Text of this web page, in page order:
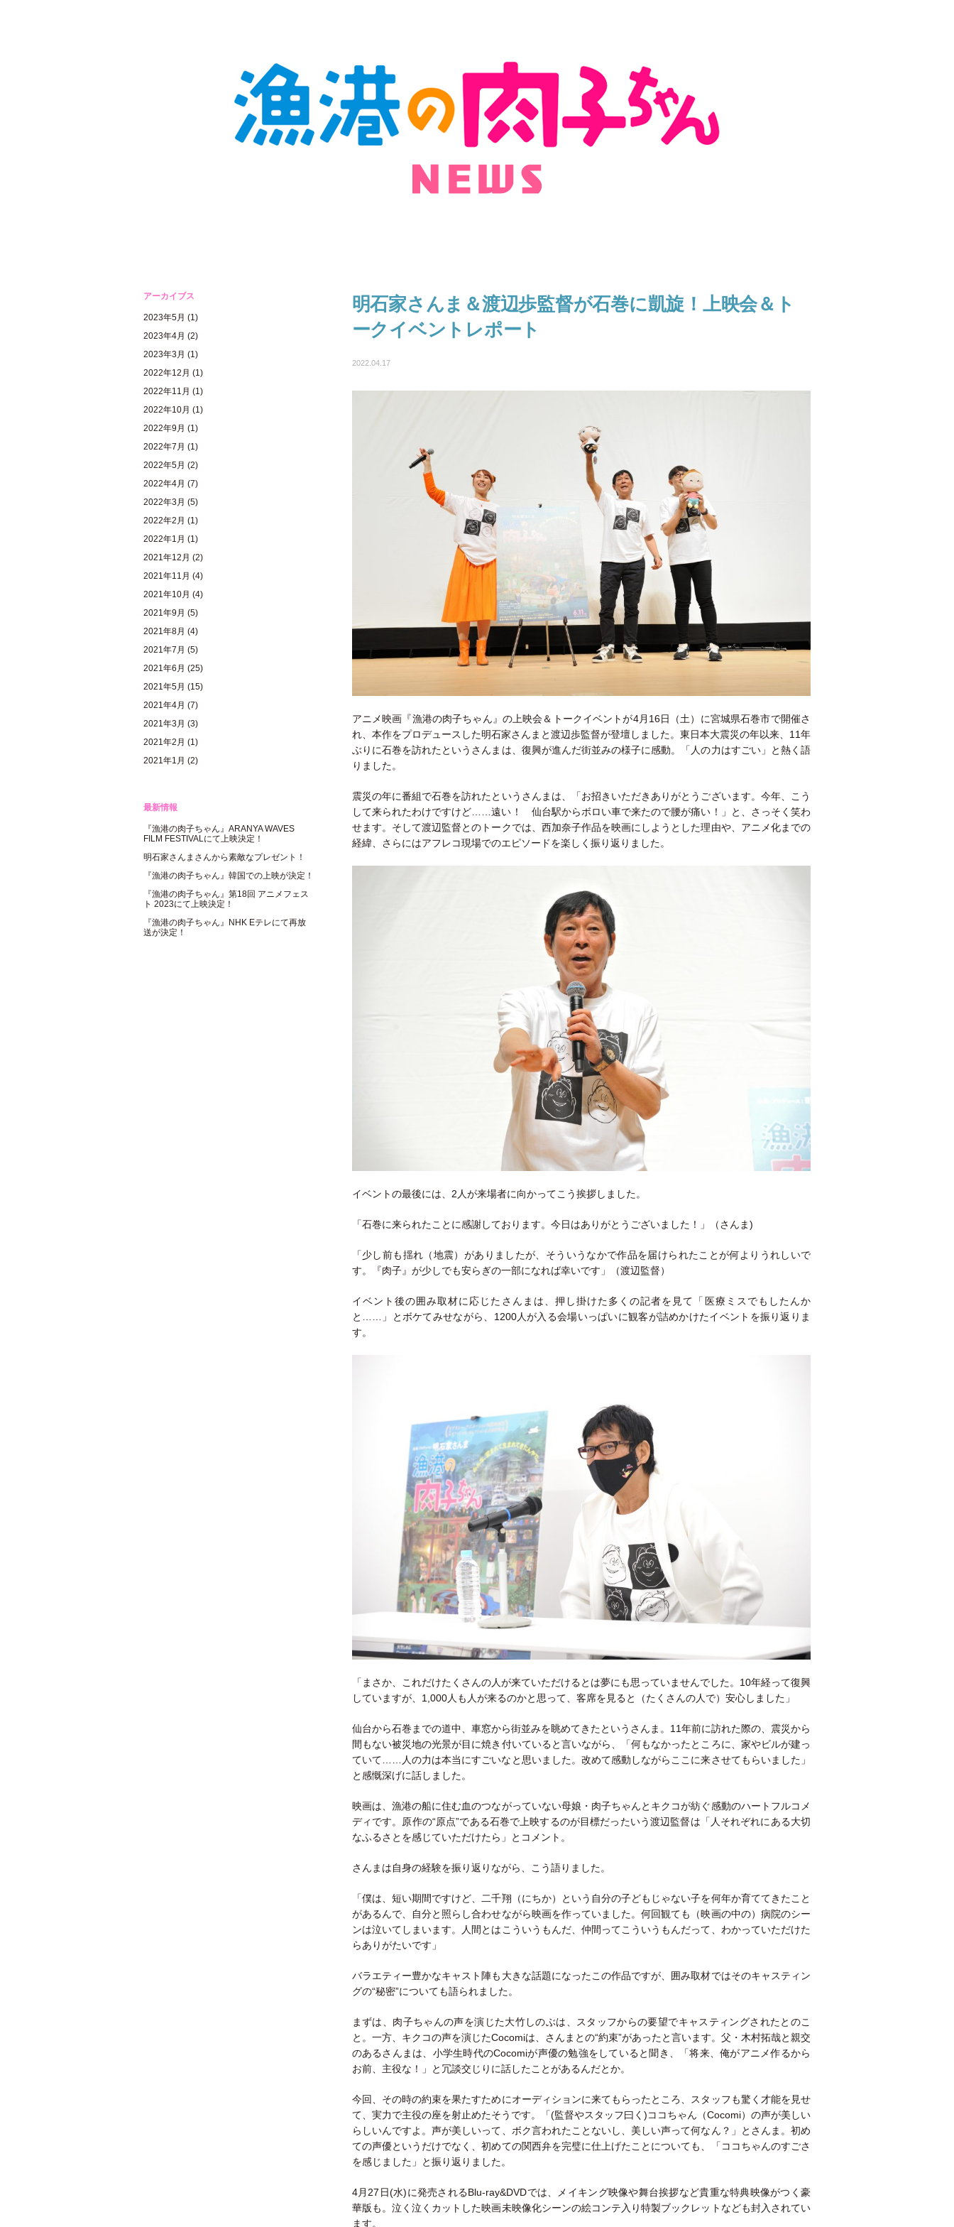
アーカイブス
2023年5月 (1)
2023年4月 (2)
2023年3月 (1)
2022年12月 (1)
2022年11月 (1)
2022年10月 (1)
2022年9月 (1)
2022年7月 (1)
2022年5月 (2)
2022年4月 (7)
2022年3月 (5)
2022年2月 (1)
2022年1月 (1)
2021年12月 (2)
2021年11月 (4)
2021年10月 (4)
2021年9月 (5)
2021年8月 (4)
2021年7月 (5)
2021年6月 (25)
2021年5月 (15)
2021年4月 (7)
2021年3月 (3)
2021年2月 (1)
2021年1月 (2)
最新情報
『漁港の肉子ちゃん』ARANYA WAVES
FILM FESTIVALにて上映決定！
明石家さんまさんから素敵なプレゼント！
『漁港の肉子ちゃん』韓国での上映が決定！
『漁港の肉子ちゃん』第18回 アニメフェス
ト 2023にて上映決定！
『漁港の肉子ちゃん』NHK Eテレにて再放
送が決定！
明石家さんま＆渡辺歩監督が石巻に凱旋！上映会＆ト
ークイベントレポート
2022.04.17
アニメ映画『漁港の肉子ちゃん』の上映会＆トークイベントが4月16日（土）に宮城県石巻市で開催さ
れ、本作をプロデュースした明石家さんまと渡辺歩監督が登壇しました。東日本大震災の年以来、11年
ぶりに石巻を訪れたというさんまは、復興が進んだ街並みの様子に感動。「人の力はすごい」と熱く語
りました。
震災の年に番組で石巻を訪れたというさんまは、「お招きいただきありがとうございます。今年、こう
して来られたわけですけど……遠い！ 仙台駅からボロい車で来たので腰が痛い！」と、さっそく笑わ
せます。そして渡辺監督とのトークでは、西加奈子作品を映画にしようとした理由や、アニメ化までの
経緯、さらにはアフレコ現場でのエピソードを楽しく振り返りました。
イベントの最後には、2人が来場者に向かってこう挨拶しました。
「石巻に来られたことに感謝しております。今日はありがとうございました！」（さんま)
「少し前も揺れ（地震）がありましたが、そういうなかで作品を届けられたことが何よりうれしいで
す。『肉子』が少しでも安らぎの一部になれば幸いです」（渡辺監督）
イベント後の囲み取材に応じたさんまは、押し掛けた多くの記者を見て「医療ミスでもしたんか
と……」とボケてみせながら、1200人が入る会場いっぱいに観客が詰めかけたイベントを振り返りま
す。
「まさか、これだけたくさんの人が来ていただけるとは夢にも思っていませんでした。10年経って復興
していますが、1,000人も人が来るのかと思って、客席を見ると（たくさんの人で）安心しました」
仙台から石巻までの道中、車窓から街並みを眺めてきたというさんま。11年前に訪れた際の、震災から
間もない被災地の光景が目に焼き付いていると言いながら、「何もなかったところに、家やビルが建っ
ていて……人の力は本当にすごいなと思いました。改めて感動しながらここに来させてもらいました」
と感慨深げに話しました。
映画は、漁港の船に住む血のつながっていない母娘・肉子ちゃんとキクコが紡ぐ感動のハートフルコメ
ディです。原作の“原点”である石巻で上映するのが目標だったいう渡辺監督は「人それぞれにある大切
なふるさとを感じていただけたら」とコメント。
さんまは自身の経験を振り返りながら、こう語りました。
「僕は、短い期間ですけど、二千翔（にちか）という自分の子どもじゃない子を何年か育ててきたこと
があるんで、自分と照らし合わせながら映画を作っていました。何回観ても（映画の中の）病院のシー
ンは泣いてしまいます。人間とはこういうもんだ、仲間ってこういうもんだって、わかっていただけた
らありがたいです」
バラエティー豊かなキャスト陣も大きな話題になったこの作品ですが、囲み取材ではそのキャスティン
グの“秘密”についても語られました。
まずは、肉子ちゃんの声を演じた大竹しのぶは、スタッフからの要望でキャスティングされたとのこ
と。一方、キクコの声を演じたCocomiは、さんまとの“約束”があったと言います。父・木村拓哉と親交
のあるさんまは、小学生時代のCocomiが声優の勉強をしていると聞き、「将来、俺がアニメ作るから
お前、主役な！」と冗談交じりに話したことがあるんだとか。
今回、その時の約束を果たすためにオーディションに来てもらったところ、スタッフも驚く才能を見せ
て、実力で主役の座を射止めたそうです。「(監督やスタッフ曰く)ココちゃん（Cocomi）の声が美しい
らしいんですよ。声が美しいって、ボク言われたことないし、美しい声って何なん？」とさんま。初め
ての声優というだけでなく、初めての関西弁を完璧に仕上げたことについても、「ココちゃんのすごさ
を感じました」と振り返りました。
4月27日(水)に発売されるBlu-ray&DVDでは、メイキング映像や舞台挨拶など貴重な特典映像がつく豪
華版も。泣く泣くカットした映画未映像化シーンの絵コンテ入り特製ブックレットなども封入されてい
ます。